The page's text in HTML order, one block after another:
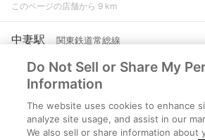
このページの店舗から 9 km
中妻駅 関東鉄道常総線
常総市中妻町７１４-４
このページの店舗から 9 km
北水海道駅 関東鉄道常総線
常総市相野谷町４３-３
Do Not Sell or Share My
Information
The website uses cookies to enhance
analyze site usage, and assist in our
We also sell or share information about